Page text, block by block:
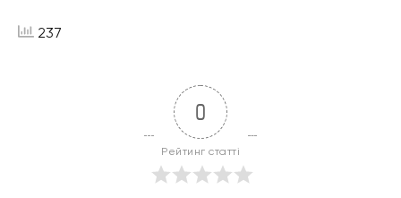
237
0
Рейтинг статті